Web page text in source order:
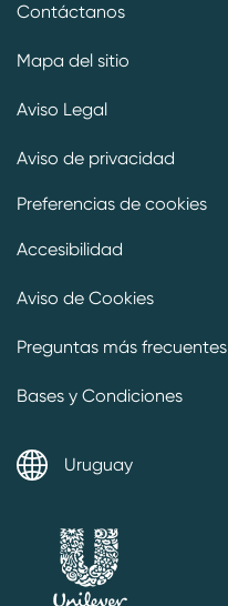
Contáctanos
Mapa del sitio
Aviso Legal
Aviso de privacidad
Preferencias de cookies
Accesibilidad
Aviso de Cookies
Preguntas más frecuentes
Bases y Condiciones
Uruguay